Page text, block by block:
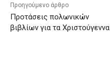
Προηγούμενο άρθρο
Προτάσεις πολωνικών
βιβλίων για τα Χριστούγεννα